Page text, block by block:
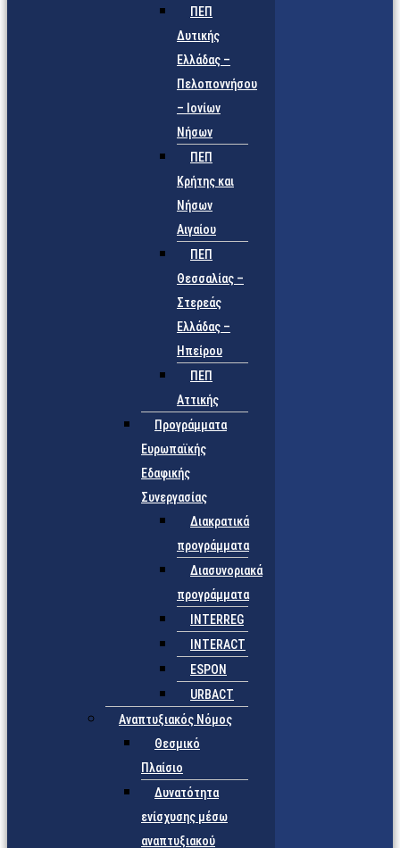
ΠΕΠ
Δυτικής
Ελλάδας –
Πελοποννήσου
– Ιονίων
Νήσων
ΠΕΠ
Κρήτης και
Νήσων
Αιγαίου
ΠΕΠ
Θεσσαλίας –
Στερεάς
Ελλάδας –
Ηπείρου
ΠΕΠ
Αττικής
Προγράμματα
Ευρωπαϊκής
Εδαφικής
Συνεργασίας
Διακρατικά
προγράμματα
Διασυνοριακά
προγράμματα
INTERREG
INTERACT
ESPON
URBACT
Αναπτυξιακός Νόμος
Θεσμικό
Πλαίσιο
Δυνατότητα
ενίσχυσης μέσω
αναπτυξιακού